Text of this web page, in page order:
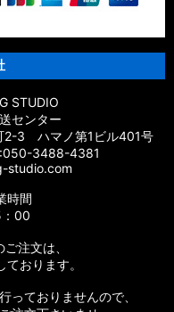
STUDIO
センター
3 ハマノ第1ビル401号
3488-4381
studio.com
時間
00
注文は、
おります。
っておりませんので、